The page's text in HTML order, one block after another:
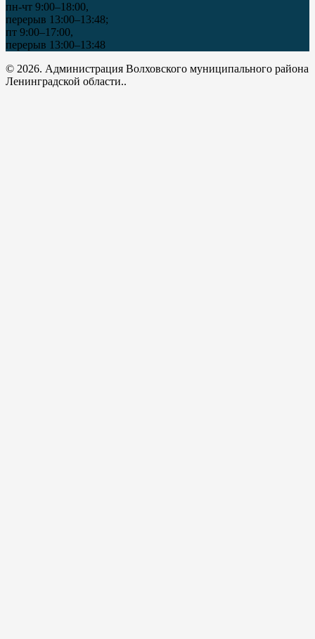
пн-чт 9:00–18:00,
перерыв 13:00–13:48;
пт 9:00–17:00,
перерыв 13:00–13:48
© 2026. Администрация Волховского муниципального района
Ленинградской области..